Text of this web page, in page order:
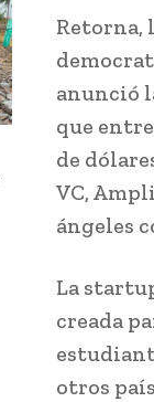
Retorna,
anunció
que
de
VC,
ángeles
La
creada
otros